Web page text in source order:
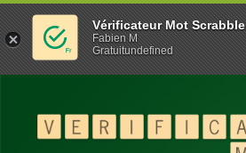
Vérificateur Mot Scrabble
Fabien M
Gratuitundefined